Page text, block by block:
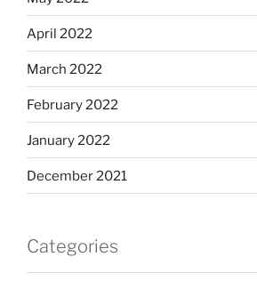
April 2022
March 2022
February 2022
January 2022
December 2021
Categories